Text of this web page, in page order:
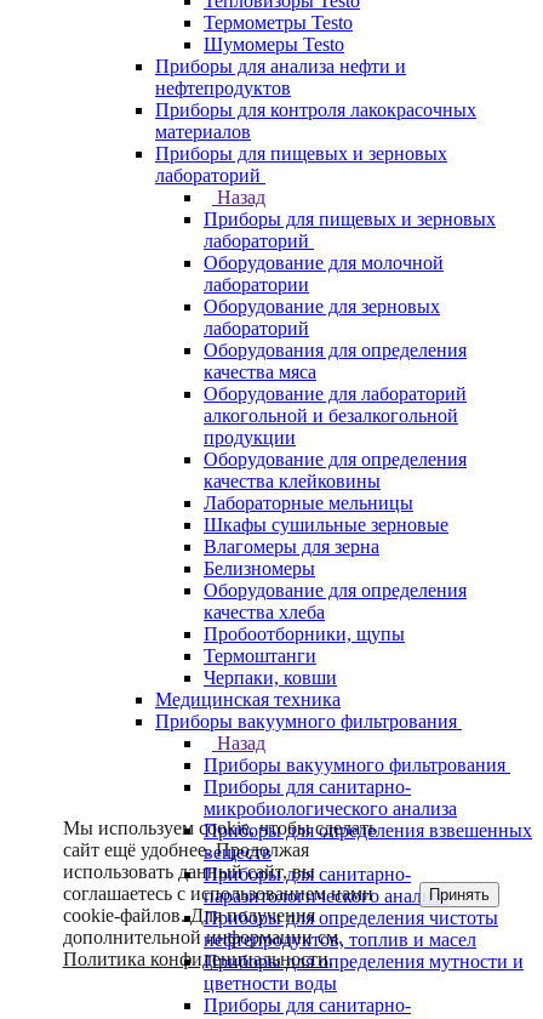
Термометры Testo
Шумомеры Testo
Приборы для анализа нефти и
нефтепродуктов
Приборы для контроля лакокрасочных
материалов
Приборы для пищевых и зерновых
лабораторий
Назад
Приборы для пищевых и зерновых
лабораторий
Оборудование для молочной
лаборатории
Оборудование для зерновых
лабораторий
Оборудования для определения
качества мяса
Оборудование для лабораторий
алкогольной и безалкогольной
продукции
Оборудование для определения
качества клейковины
Лабораторные мельницы
Шкафы сушильные зерновые
Влагомеры для зерна
Белизномеры
Оборудование для определения
качества хлеба
Пробоотборники, щупы
Термоштанги
Черпаки, ковши
Медицинская техника
Приборы вакуумного фильтрования
Назад
Приборы вакуумного фильтрования
Приборы для санитарно-
микробиологического анализа
Приборы для определения взвешенных
веществ
Приборы для санитарно-
паразитологического анализа
Приборы для определения чистоты
нефтепродуктов, топлив и масел
Приборы для определения мутности и
цветности воды
Приборы для санитарно-
Мы используем cookie, чтобы сделать
сайт ещё удобнее. Продолжая
использовать данный сайт, вы
соглашаетесь с использованием нами
cookie-файлов. Для получения
дополнительной информации см.
Политика конфиденциальности.
Принять